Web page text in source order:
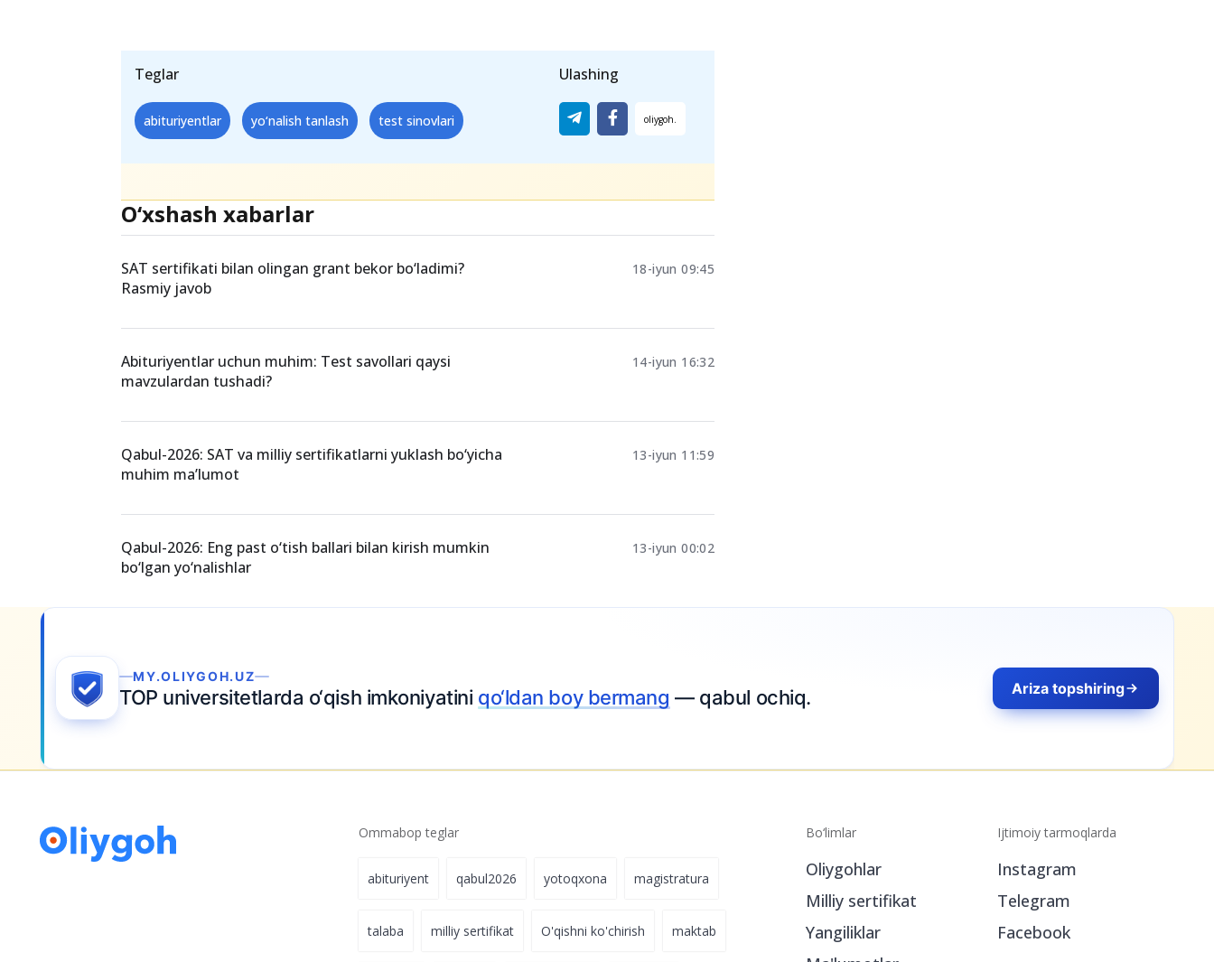
Teglar
abituriyentlar yo‘nalish tanlash test sinovlari
Ulashing
O‘xshash xabarlar
SAT sertifikati bilan olingan grant bekor bo‘ladimi?
Rasmiy javob
18-iyun 09:45
Abituriyentlar uchun muhim: Test savollari qaysi
mavzulardan tushadi?
14-iyun 16:32
Qabul-2026: SAT va milliy sertifikatlarni yuklash bo‘yicha
muhim ma’lumot
13-iyun 11:59
Qabul-2026: Eng past o‘tish ballari bilan kirish mumkin
bo‘lgan yo‘nalishlar
13-iyun 00:02
topshiring
Ommabop teglar
abituriyent qabul2026 yotoqxona magistratura
talaba milliy sertifikat O'qishni ko'chirish maktab
Bo‘limlar
Oliygohlar
Milliy sertifikat
Yangiliklar
Ijtimoiy tarmoqlarda
Instagram
Telegram
Facebook